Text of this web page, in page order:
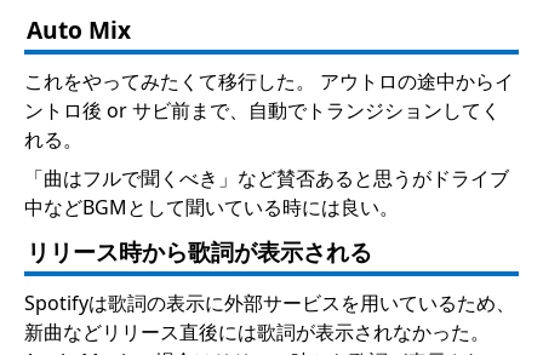
Auto Mix
これをやってみたくて移行した。 アウトロの途中からイ
ントロ後 or サビ前まで、自動でトランジションしてく
れる。
「曲はフルで聞くべき」など賛否あると思うがドライブ
中などBGMとして聞いている時には良い。
リリース時から歌詞が表示される
Spotifyは歌詞の表示に外部サービスを用いているため、
新曲などリリース直後には歌詞が表示されなかった。